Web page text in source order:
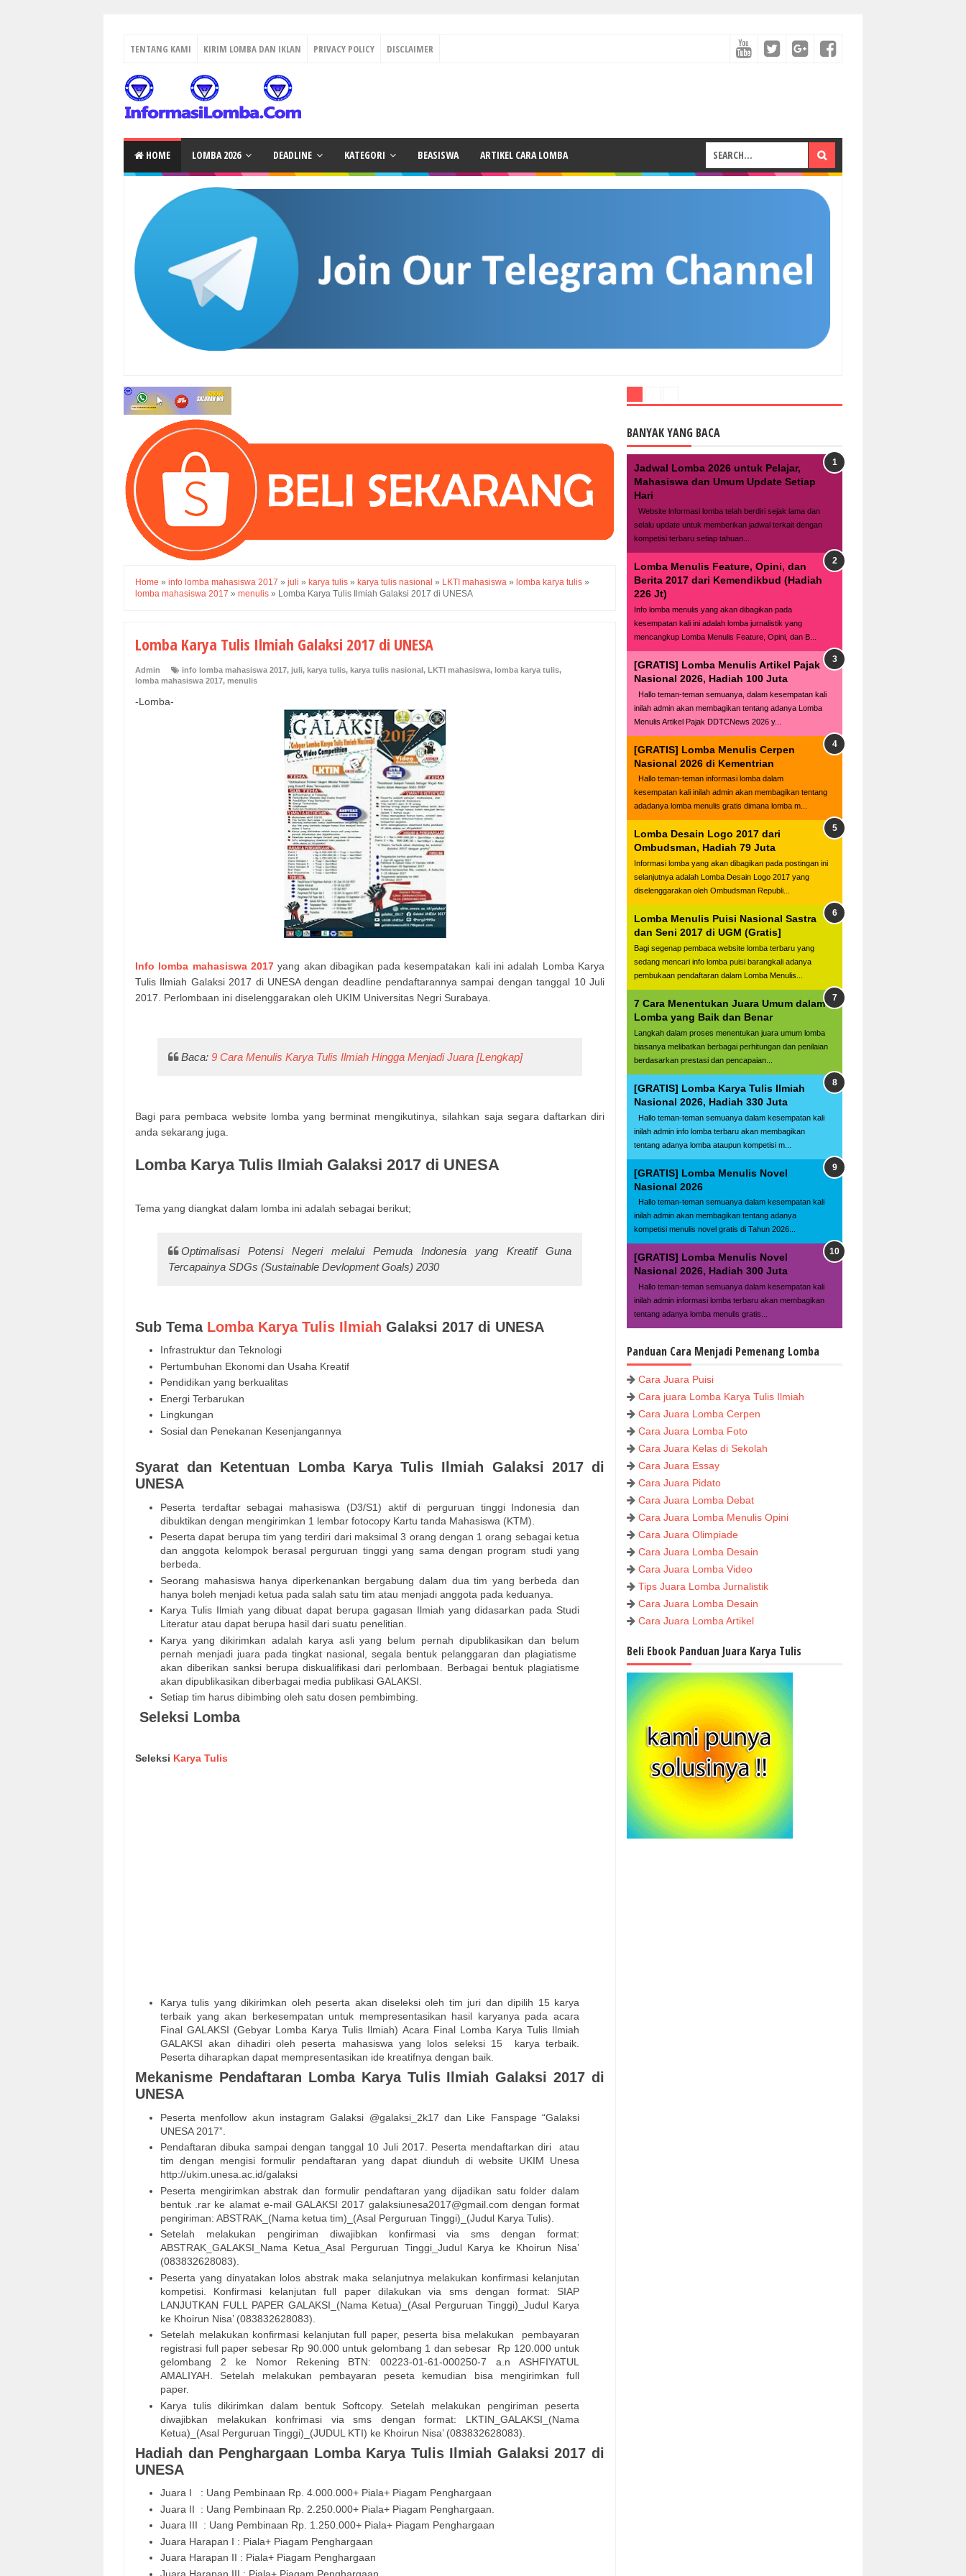
TENTANG KAMI KIRIM LOMBA DAN IKLAN PRIVACY POLICY DISCLAIMER
HOME LOMBA 2026 DEADLINE KATEGORI BEASISWA ARTIKEL CARA LOMBA
Home » info lomba mahasiswa 2017 » juli » karya tulis » karya tulis nasional » LKTI mahasiswa » lomba karya tulis »
lomba mahasiswa 2017 » menulis » Lomba Karya Tulis Ilmiah Galaksi 2017 di UNESA
Lomba Karya Tulis Ilmiah Galaksi 2017 di UNESA
Admin info lomba mahasiswa 2017, juli, karya tulis, karya tulis nasional, LKTI mahasiswa, lomba karya tulis,
lomba mahasiswa 2017, menulis
-Lomba-
Info lomba mahasiswa 2017yang akan dibagikan pada kesempatakan kali ini adalah Lomba Karya
Tulis Ilmiah Galaksi 2017 di UNESA dengan deadline pendaftarannya sampai dengan tanggal 10 Juli
2017. Perlombaan ini diselenggarakan oleh UKIM Universitas Negri Surabaya.
Baca:9 Cara Menulis Karya Tulis Ilmiah Hingga Menjadi Juara [Lengkap]
Bagi para pembaca website lomba yang berminat mengikutinya, silahkan saja segara daftarkan diri
anda sekarang juga.
Lomba Karya Tulis Ilmiah Galaksi 2017 di UNESA
Tema yang diangkat dalam lomba ini adalah sebagai berikut;
Optimalisasi Potensi Negeri melalui Pemuda Indonesia yang Kreatif Guna
Tercapainya SDGs (Sustainable Devlopment Goals) 2030
Sub Tema Lomba Karya Tulis Ilmiah Galaksi 2017 di UNESA
Infrastruktur dan Teknologi
Pertumbuhan Ekonomi dan Usaha Kreatif
Pendidikan yang berkualitas
Energi Terbarukan
Lingkungan
Sosial dan Penekanan Kesenjangannya
Syarat dan Ketentuan Lomba Karya Tulis Ilmiah Galaksi 2017 di
UNESA
Peserta terdaftar sebagai mahasiswa (D3/S1) aktif di perguruan tinggi Indonesia dan
dibuktikan dengan mengirimkan 1 lembar fotocopy Kartu tanda Mahasiswa (KTM).
Peserta dapat berupa tim yang terdiri dari maksimal 3 orang dengan 1 orang sebagai ketua
dan anggota kelompok berasal perguruan tinggi yang sama dengan program studi yang
berbeda.
Seorang mahasiswa hanya diperkenankan bergabung dalam dua tim yang berbeda dan
hanya boleh menjadi ketua pada salah satu tim atau menjadi anggota pada keduanya.
Karya Tulis Ilmiah yang dibuat dapat berupa gagasan Ilmiah yang didasarkan pada Studi
Literatur atau dapat berupa hasil dari suatu penelitian.
Karya yang dikirimkan adalah karya asli yang belum pernah dipublikasikan dan belum
pernah menjadi juara pada tingkat nasional, segala bentuk pelanggaran dan plagiatisme
akan diberikan sanksi berupa diskualifikasi dari perlombaan. Berbagai bentuk plagiatisme
akan dipublikasikan diberbagai media publikasi GALAKSI.
Setiap tim harus dibimbing oleh satu dosen pembimbing.
Seleksi Lomba
Seleksi Karya Tulis
Karya tulis yang dikirimkan oleh peserta akan diseleksi oleh tim juri dan dipilih 15 karya
terbaik yang akan berkesempatan untuk mempresentasikan hasil karyanya pada acara
Final GALAKSI (Gebyar Lomba Karya Tulis Ilmiah) Acara Final Lomba Karya Tulis Ilmiah
GALAKSI akan dihadiri oleh peserta mahasiswa yang lolos seleksi 15 karya terbaik.
Peserta diharapkan dapat mempresentasikan ide kreatifnya dengan baik.
Mekanisme Pendaftaran Lomba Karya Tulis Ilmiah Galaksi 2017 di
UNESA
Peserta menfollow akun instagram Galaksi @galaksi_2k17 dan Like Fanspage “Galaksi
UNESA 2017”.
Pendaftaran dibuka sampai dengan tanggal 10 Juli 2017. Peserta mendaftarkan diri atau
tim dengan mengisi formulir pendaftaran yang dapat diunduh di website UKIM Unesa
http://ukim.unesa.ac.id/galaksi
Peserta mengirimkan abstrak dan formulir pendaftaran yang dijadikan satu folder dalam
bentuk .rar ke alamat e-mail GALAKSI 2017 galaksiunesa2017@gmail.com dengan format
pengiriman: ABSTRAK_(Nama ketua tim)_(Asal Perguruan Tinggi)_(Judul Karya Tulis).
Setelah melakukan pengiriman diwajibkan konfirmasi via sms dengan format:
ABSTRAK_GALAKSI_Nama Ketua_Asal Perguruan Tinggi_Judul Karya ke Khoirun Nisa’
(083832628083).
Peserta yang dinyatakan lolos abstrak maka selanjutnya melakukan konfirmasi kelanjutan
kompetisi. Konfirmasi kelanjutan full paper dilakukan via sms dengan format: SIAP
LANJUTKAN FULL PAPER GALAKSI_(Nama Ketua)_(Asal Perguruan Tinggi)_Judul Karya
ke Khoirun Nisa’ (083832628083).
Setelah melakukan konfirmasi kelanjutan full paper, peserta bisa melakukan pembayaran
registrasi full paper sebesar Rp 90.000 untuk gelombang 1 dan sebesar Rp 120.000 untuk
gelombang 2 ke Nomor Rekening BTN: 00223-01-61-000250-7 a.n ASHFIYATUL
AMALIYAH. Setelah melakukan pembayaran peseta kemudian bisa mengirimkan full
paper.
Karya tulis dikirimkan dalam bentuk Softcopy. Setelah melakukan pengiriman peserta
diwajibkan melakukan konfrimasi via sms dengan format: LKTIN_GALAKSI_(Nama
Ketua)_(Asal Perguruan Tinggi)_(JUDUL KTI) ke Khoirun Nisa’ (083832628083).
Hadiah dan Penghargaan Lomba Karya Tulis Ilmiah Galaksi 2017 di
UNESA
Juara I : Uang Pembinaan Rp. 4.000.000+ Piala+ Piagam Penghargaan
Juara II : Uang Pembinaan Rp. 2.250.000+ Piala+ Piagam Penghargaan.
Juara III : Uang Pembinaan Rp. 1.250.000+ Piala+ Piagam Penghargaan
Juara Harapan I : Piala+ Piagam Penghargaan
Juara Harapan II : Piala+ Piagam Penghargaan
Juara Harapan III : Piala+ Piagam Penghargaan
BANYAK YANG BACA
Jadwal Lomba 2026 untuk Pelajar,
Mahasiswa dan Umum Update Setiap
Hari
Website lnformasi lomba telah berdiri sejak lama dan
selalu update untuk memberikan jadwal terkait dengan
kompetisi terbaru setiap tahuan...
Lomba Menulis Feature, Opini, dan
Berita 2017 dari Kemendikbud (Hadiah
226 Jt)
Info lomba menulis yang akan dibagikan pada
kesempatan kali ini adalah lomba jurnalistik yang
mencangkup Lomba Menulis Feature, Opini, dan B...
[GRATIS] Lomba Menulis Artikel Pajak
Nasional 2026, Hadiah 100 Juta
Hallo teman-teman semuanya, dalam kesempatan kali
inilah admin akan membagikan tentang adanya Lomba
Menulis Artikel Pajak DDTCNews 2026 y...
[GRATIS] Lomba Menulis Cerpen
Nasional 2026 di Kementrian
Hallo teman-teman informasi lomba dalam
kesempatan kali inilah admin akan membagikan tentang
adadanya lomba menulis gratis dimana lomba m...
Lomba Desain Logo 2017 dari
Ombudsman, Hadiah 79 Juta
Informasi lomba yang akan dibagikan pada postingan ini
selanjutnya adalah Lomba Desain Logo 2017 yang
diselenggarakan oleh Ombudsman Republi...
Lomba Menulis Puisi Nasional Sastra
dan Seni 2017 di UGM (Gratis]
Bagi segenap pembaca website lomba terbaru yang
sedang mencari info lomba puisi barangkali adanya
pembukaan pendaftaran dalam Lomba Menulis...
7 Cara Menentukan Juara Umum dalam
Lomba yang Baik dan Benar
Langkah dalam proses menentukan juara umum lomba
biasanya melibatkan berbagai perhitungan dan penilaian
berdasarkan prestasi dan pencapaian...
[GRATIS] Lomba Karya Tulis Ilmiah
Nasional 2026, Hadiah 330 Juta
Hallo teman-teman semuanya dalam kesempatan kali
inilah admin info lomba terbaru akan membagikan
tentang adanya lomba ataupun kompetisi m...
[GRATIS] Lomba Menulis Novel
Nasional 2026
Hallo teman-teman semuanya dalam kesempatan kali
inilah admin akan membagikan tentang adanya
kompetisi menulis novel gratis di Tahun 2026...
[GRATIS] Lomba Menulis Novel
Nasional 2026, Hadiah 300 Juta
Hallo teman-teman semuanya dalam kesempatan kali
inilah admin informasi lomba terbaru akan membagikan
tentang adanya lomba menulis gratis...
Panduan Cara Menjadi Pemenang Lomba
Cara Juara Puisi
Cara juara Lomba Karya Tulis Ilmiah
Cara Juara Lomba Cerpen
Cara Juara Lomba Foto
Cara Juara Kelas di Sekolah
Cara Juara Essay
Cara Juara Pidato
Cara Juara Lomba Debat
Cara Juara Lomba Menulis Opini
Cara Juara Olimpiade
Cara Juara Lomba Desain
Cara Juara Lomba Video
Tips Juara Lomba Jurnalistik
Cara Juara Lomba Desain
Cara Juara Lomba Artikel
Beli Ebook Panduan Juara Karya Tulis